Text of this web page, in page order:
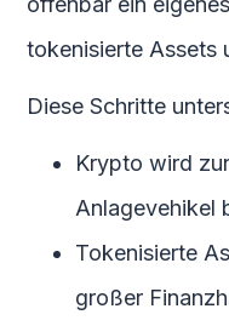
tokenisierte Assets
Diese Schritte
Krypto wird
Anlagevehikel
Tokenisierte
großer